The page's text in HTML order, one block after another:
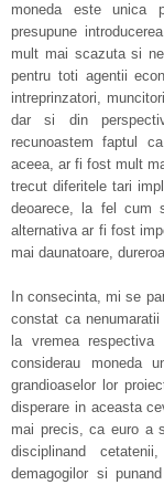
moneda este unica
presupune
mult mai scazuta si
pentru toti agentii
intreprinzatori,
dar si din
recunoastem faptul
aceea, ar fi fost mult
trecut diferitele tari
deoarece, la fel cum
alternativa ar fi fost
mai daunatoare,
In consecinta, mi se
constat ca
la vremea
considerau moneda
grandioaselor lor
disperare in aceasta
mai precis, ca euro a
disciplinand
demagogilor si